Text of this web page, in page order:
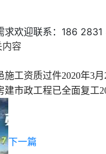
求欢迎联系：186 2831
内容
施工资质过件2020年3月
建市政工程已全面复工
下一篇